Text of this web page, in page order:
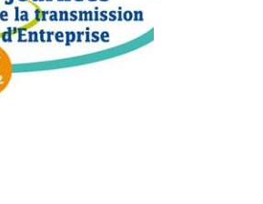
CONTACT
WEBTV AGAMI